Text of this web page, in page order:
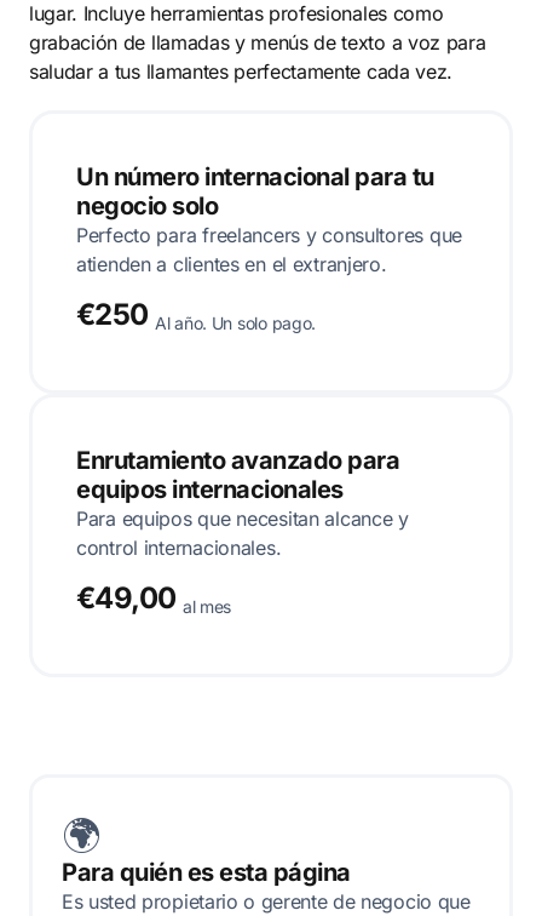
lugar. Incluye herramientas profesionales como
grabación de llamadas y menús de texto a voz para
saludar a tus llamantes perfectamente cada vez.
Un número internacional para tu
negocio solo
Perfecto para freelancers y consultores que
atienden a clientes en el extranjero.
€250 Al año. Un solo pago.
Enrutamiento avanzado para
equipos internacionales
Para equipos que necesitan alcance y
control internacionales.
€49,00 al mes
🌍
Para quién es esta página
Es usted propietario o gerente de negocio que